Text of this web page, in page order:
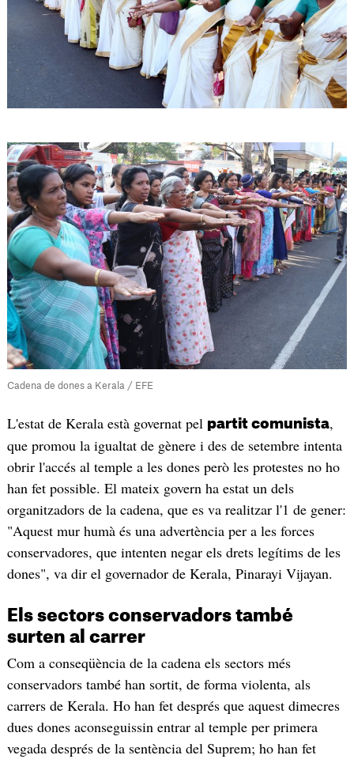
Cadena de dones a Kerala / EFE
L'estat de Kerala està governat pel partit comunista,
que promou la igualtat de gènere i des de setembre intenta
obrir l'accés al temple a les dones però les protestes no ho
han fet possible. El mateix govern ha estat un dels
organitzadors de la cadena, que es va realitzar l'1 de gener:
"Aquest mur humà és una advertència per a les forces
conservadores, que intenten negar els drets legítims de les
dones", va dir el governador de Kerala, Pinarayi Vijayan.
Els sectors conservadors també
surten al carrer
Com a conseqüència de la cadena els sectors més
conservadors també han sortit, de forma violenta, als
carrers de Kerala. Ho han fet després que aquest dimecres
dues dones aconseguissin entrar al temple per primera
vegada després de la sentència del Suprem; ho han fet